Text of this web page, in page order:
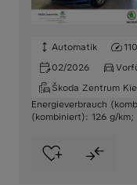
Automatik
02/2026
Škoda Zentrum
Energieverbrauch
(kombiniert): 126 g/km;